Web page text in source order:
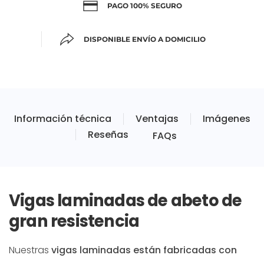
PAGO 100% SEGURO
DISPONIBLE ENVÍO A DOMICILIO
Información técnica Ventajas
Imágenes
Reseñas
FAQs
Vigas laminadas de abeto de
gran resistencia
Nuestras vigas laminadas están fabricadas con